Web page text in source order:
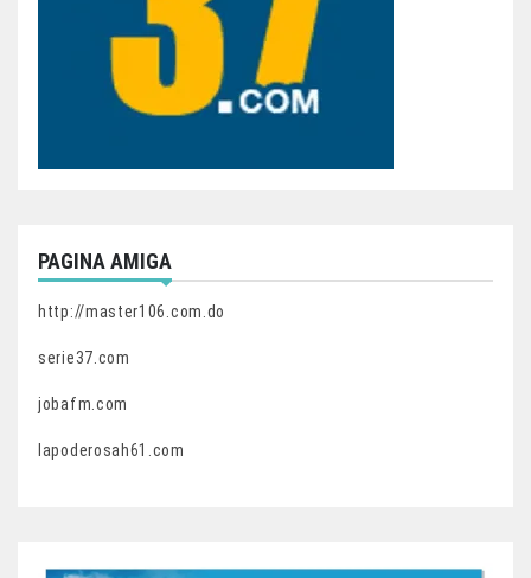
PAGINA AMIGA
http://master106.com.do
serie37.com
jobafm.com
lapoderosah61.com